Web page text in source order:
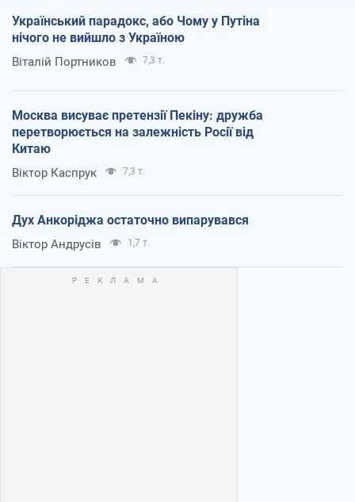
Український парадокс, або Чому у Путіна
нічого не вийшло з Україною
Віталій Портников 7,3 т.
Москва висуває претензії Пекіну: дружба
перетворюється на залежність Росії від
Китаю
Віктор Каспрук 7,3 т.
Дух Анкоріджа остаточно випарувався
Віктор Андрусів 1,7 т.